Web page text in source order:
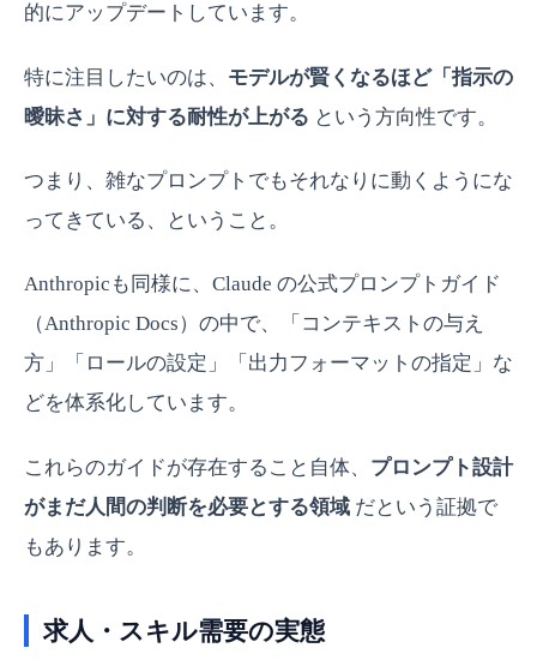
的にアップデートしています。
特に注目したいのは、 モデルが賢くなるほど「指示の
曖昧さ」に対する耐性が上がる という方向性です。
つまり、雑なプロンプトでもそれなりに動くようにな
ってきている、ということ。
Anthropicも同様に、Claude の公式プロンプトガイド
（Anthropic Docs）の中で、「コンテキストの与え
方」「ロールの設定」「出力フォーマットの指定」な
どを体系化しています。
これらのガイドが存在すること自体、 プロンプト設計
がまだ人間の判断を必要とする領域 だという証拠で
もあります。
求人・スキル需要の実態